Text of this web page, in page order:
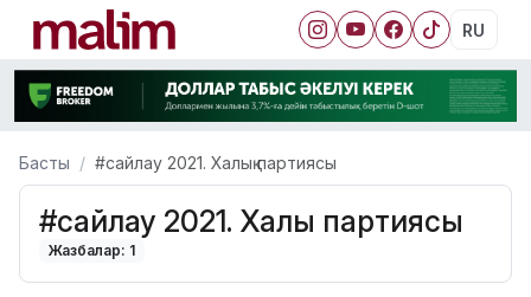
RU
Басты #сайлау 2021. Халық партиясы
#сайлау 2021. Халық партиясы
Жазбалар: 1